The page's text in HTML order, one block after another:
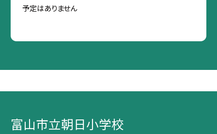
予定はありません
富山市立朝日小学校